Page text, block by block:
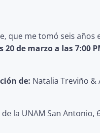
que me tomó seis
20 de marzo a las 7:00
de: Natalia Treviño &
la UNAM San Antonio,